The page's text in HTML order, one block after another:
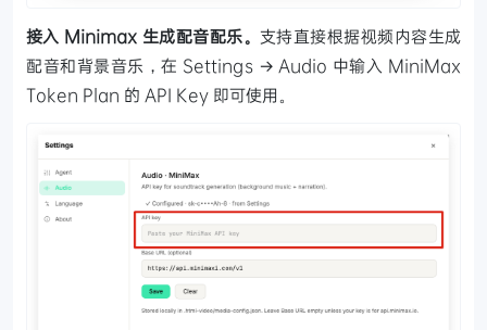
接入 Minimax 生成配音配乐。 支持直接根据视频内容生成
配音和背景音乐，在 Settings → Audio 中输入 MiniMax
Token Plan 的 API Key 即可使用。